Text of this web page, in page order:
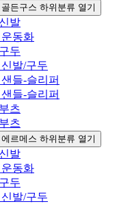
골든구스 하위분류 열기
발
동화
두
발/구두
들-슬리퍼
들-슬리퍼
츠
츠
에르메스 하위분류 열기
발
동화
두
발/구두